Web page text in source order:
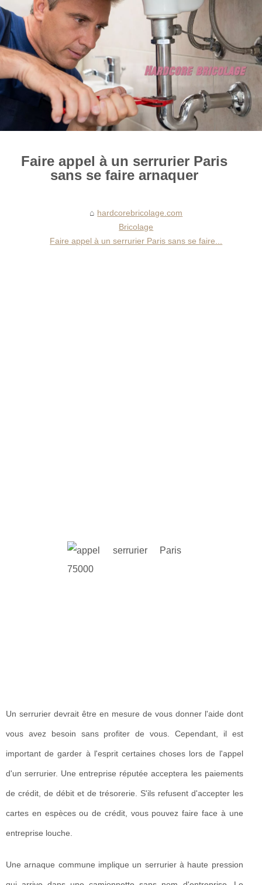
Faire appel à un serrurier Paris
sans se faire arnaquer
hardcorebricolage.com
Bricolage
Faire appel à un serrurier Paris sans se faire...
Un serrurier devrait être en mesure de vous donner l'aide dont
vous avez besoin sans profiter de vous. Cependant, il est
important de garder à l'esprit certaines choses lors de l'appel
d'un serrurier. Une entreprise réputée acceptera les paiements
de crédit, de débit et de trésorerie. S'ils refusent d'accepter les
cartes en espèces ou de crédit, vous pouvez faire face à une
entreprise louche.
Une arnaque commune implique un serrurier à haute pression